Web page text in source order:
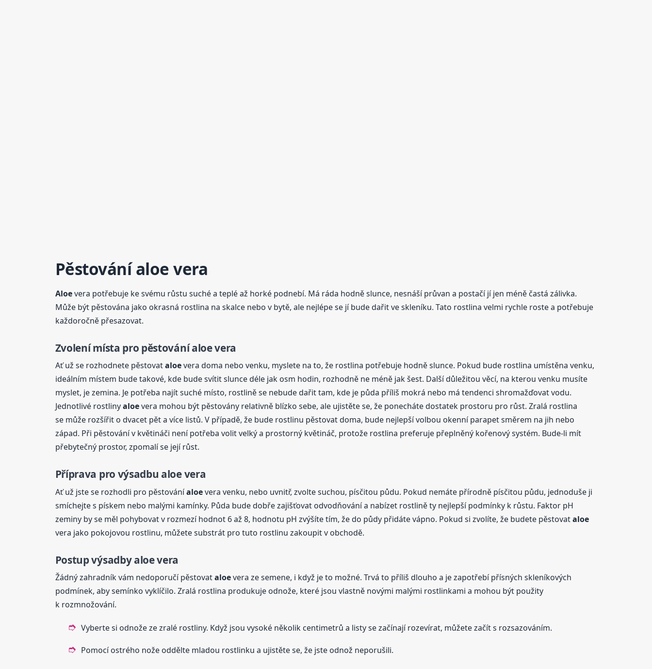
Pěstováníaloe vera
Aloevera potřebuje ke svému růstu suché a teplé až horké podnebí. Má ráda hodně slunce, nesnáší průvan a postačí jí jen méně častá zálivka.
Může být pěstována jako okrasná rostlina na skalce nebo v bytě, ale nejlépe se jí bude dařit ve skleníku. Tato rostlina velmi rychle roste a potřebuje
každoročně přesazovat.
Zvolení místa pro pěstováníaloevera
Ať už se rozhodnete pěstovataloevera doma nebo venku, myslete na to, že rostlina potřebuje hodně slunce. Pokud bude rostlina umístěna venku,
ideálním místem bude takové, kde bude svítit slunce déle jak osm hodin, rozhodně ne méně jak šest. Další důležitou věcí, na kterou venku musíte
myslet, je zemina. Je potřeba najít suché místo, rostlině se nebude dařit tam, kde je půda příliš mokrá nebo má tendenci shromažďovat vodu.
Jednotlivé rostlinyaloevera mohou být pěstovány relativně blízko sebe, ale ujistěte se, že ponecháte dostatek prostoru pro růst. Zralá rostlina
se může rozšířit o dvacet pět a více listů. V případě, že bude rostlinu pěstovat doma, bude nejlepší volbou okenní parapet směrem na jih nebo
západ. Při pěstování v květináči není potřeba volit velký a prostorný květináč, protože rostlina preferuje přeplněný kořenový systém. Bude-li mít
přebytečný prostor, zpomalí se její růst.
Příprava pro výsadbu aloevera
Ať už jste se rozhodli pro pěstováníaloevera venku, nebo uvnitř, zvolte suchou, písčitou půdu. Pokud nemáte přírodně písčitou půdu, jednoduše ji
smíchejte s pískem nebo malými kamínky. Půda bude dobře zajišťovat odvodňování a nabízet rostlině ty nejlepší podmínky k růstu. Faktor pH
zeminy by se měl pohybovat v rozmezí hodnot 6 až 8, hodnotu pH zvýšíte tím, že do půdy přidáte vápno. Pokud si zvolíte, že budete pěstovataloe
vera jako pokojovou rostlinu, můžete substrát pro tuto rostlinu zakoupit v obchodě.
Postup výsadbyaloevera
Žádný zahradník vám nedoporučí pěstovataloevera ze semene, i když je to možné. Trvá to příliš dlouho a je zapotřebí přísných skleníkových
podmínek, aby semínko vyklíčilo. Zralá rostlina produkuje odnože, které jsou vlastně novými malými rostlinkami a mohou být použity
k rozmnožování.
Vyberte si odnože ze zralé rostliny. Když jsou vysoké několik centimetrů a listy se začínají rozevírat, můžete začít s rozsazováním.
Pomocí ostrého nože oddělte mladou rostlinku a ujistěte se, že jste odnož neporušili.